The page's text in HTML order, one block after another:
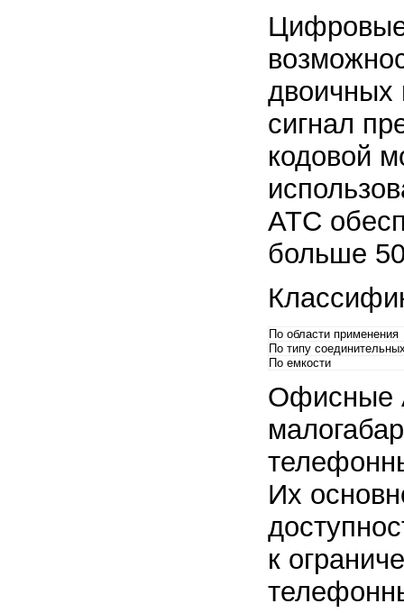
двоичных
сигнал
кодовой
АТС
больше
По области применения
По типу
По емкости
Офисные
Их
к